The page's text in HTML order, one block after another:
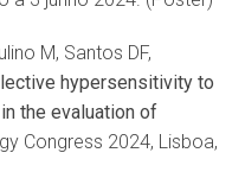
M, Santos DF,
hypersensitivity to
the evaluation of
Congress 2024, Lisboa,